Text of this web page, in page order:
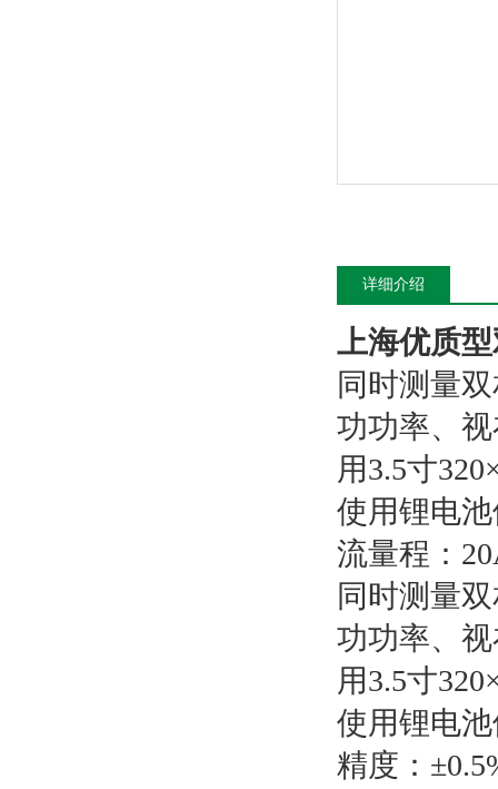
详细介绍
上海优质
同时测量
功功率、
用3.5寸
使用锂电
流量程：
同时测量
功功率、
用3.5寸
使用锂电
精度：